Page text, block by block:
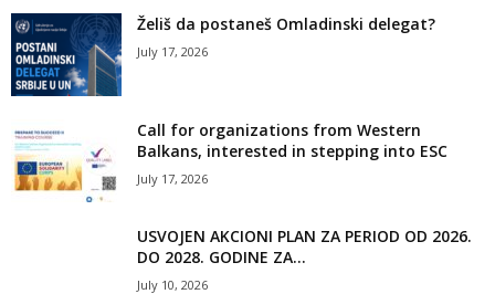
Želiš da postaneš Omladinski delegat?
July 17, 2026
Call for organizations from Western
Balkans, interested in stepping into ESC
July 17, 2026
USVOJEN AKCIONI PLAN ZA PERIOD OD 2026.
DO 2028. GODINE ZA...
July 10, 2026